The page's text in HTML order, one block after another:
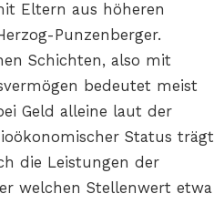
Eltern aus höheren
Punzenberger.
Schichten, also mit
bedeutet meist
Geld alleine laut der
Status trägt
die Leistungen der
welchen Stellenwert etwa